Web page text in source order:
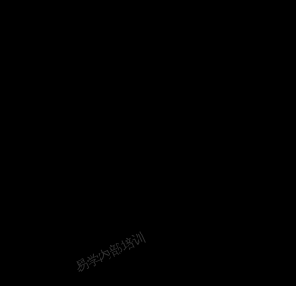
易学内部培训